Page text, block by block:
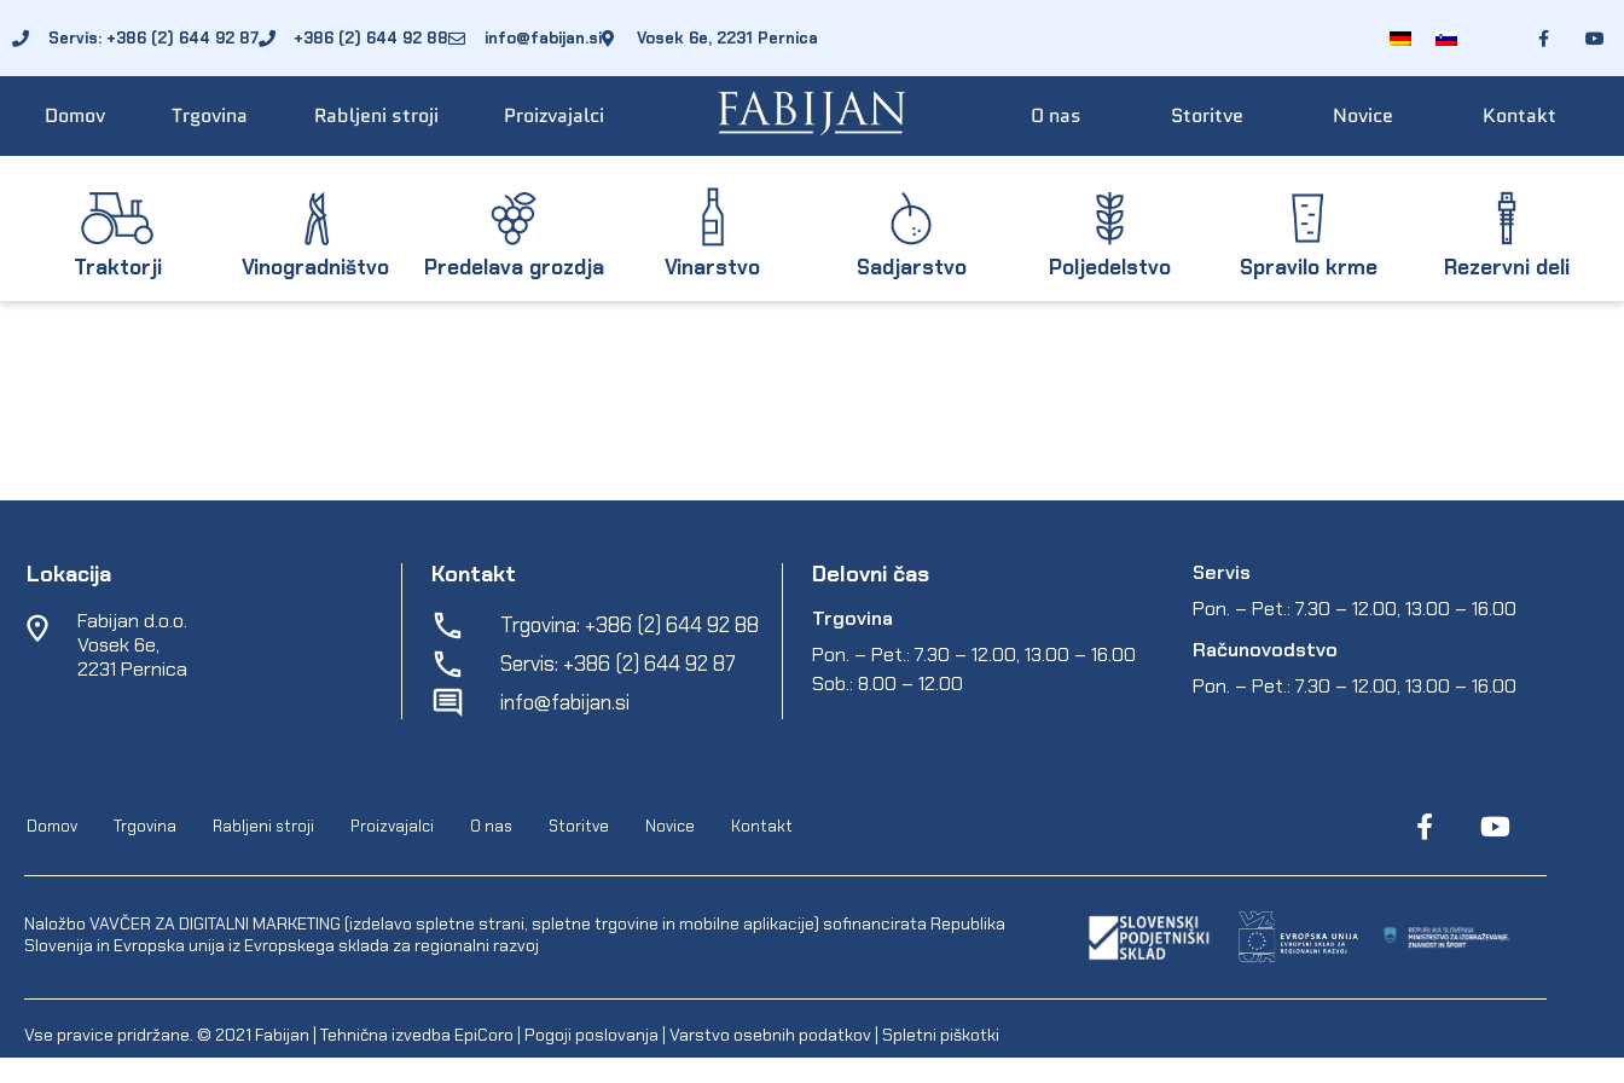
Servis: +386 (2) 644 92 87 +386 (2) 644 92 88 info@fabijan.si Vosek 6e, 2231 Pernica
Domov Trgovina Rabljeni stroji Proizvajalci O nas Storitve Novice Kontakt
Traktorji Vinogradništvo Predelava grozdja Vinarstvo Sadjarstvo Poljedelstvo Spravilo krme Rezervni deli
Lokacija
Fabijan d.o.o.
Vosek 6e,
2231 Pernica
Kontakt
Trgovina: +386 (2) 644 92 88
Servis: +386 (2) 644 92 87
info@fabijan.si
Delovni čas
Trgovina
Pon. – Pet.: 7.30 – 12.00, 13.00 – 16.00
Sob.: 8.00 – 12.00
Servis
Pon. – Pet.: 7.30 – 12.00, 13.00 – 16.00
Računovodstvo
Pon. – Pet.: 7.30 – 12.00, 13.00 – 16.00
Domov Trgovina Rabljeni stroji Proizvajalci O nas Storitve Novice Kontakt
Naložbo VAVČER ZA DIGITALNI MARKETING (izdelavo spletne strani, spletne trgovine in mobilne aplikacije) sofinancirata Republika
Slovenija in Evropska unija iz Evropskega sklada za regionalni razvoj
Vse pravice pridržane. © 2021 Fabijan | Tehnična izvedba EpiCoro Pogoji poslovanja Varstvo osebnih podatkov Spletni piškotki